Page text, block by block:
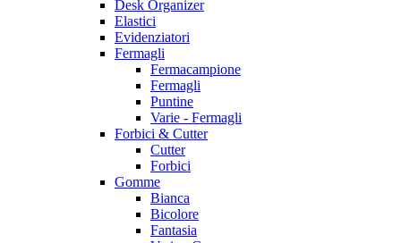
Desk Organizer
Elastici
Evidenziatori
Fermagli
Fermacampione
Fermagli
Puntine
Varie - Fermagli
Forbici & Cutter
Cutter
Forbici
Gomme
Bianca
Bicolore
Fantasia